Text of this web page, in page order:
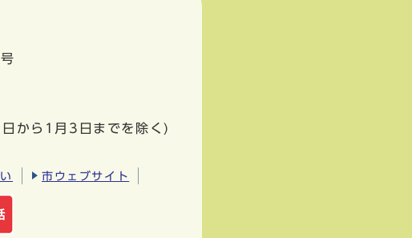
から1月3日までを除く)
市ウェブサイト